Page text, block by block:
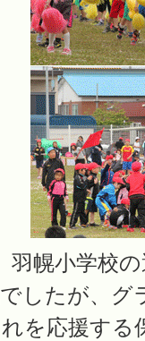
羽幌小学校
したが、グ
を応援する